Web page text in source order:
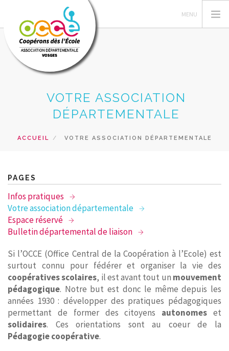
GERER SA COOPERATIVE
RESSOURCES PEDAGOGIQUES
RECHERCHER
CONTACT
VOTRE ASSOCIATION
DÉPARTEMENTALE
ACCUEIL VOTRE ASSOCIATION DÉPARTEMENTALE
PAGES
Infos pratiques
Votre association départementale
Espace réservé
Bulletin départemental de liaison
Si l’OCCE (Office Central de la Coopération à l’Ecole) est
surtout connu pour fédérer et organiser la vie des
coopératives scolaires, il est avant tout un mouvement
pédagogique. Notre but est donc le même depuis les
années 1930 : développer des pratiques pédagogiques
permettant de former des citoyens autonomes et
solidaires. Ces orientations sont au coeur de la
Pédagogie coopérative.